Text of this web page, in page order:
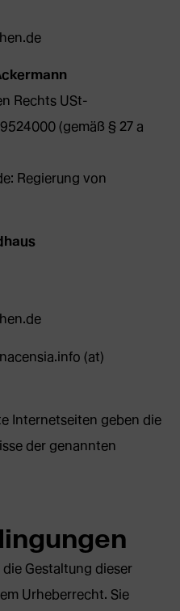
Rechts USt-
(gemäß § 27 a
Regierung von
(at)
Internetseiten geben die
der genannten
die Gestaltung dieser
Urheberrecht. Sie